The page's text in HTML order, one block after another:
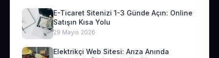
E-Ticaret Sitenizi 1-3 Günde Açın: Online
Satışın Kısa Yolu
29 Mayıs 2026
Elektrikçi Web Sitesi: Arıza Anında